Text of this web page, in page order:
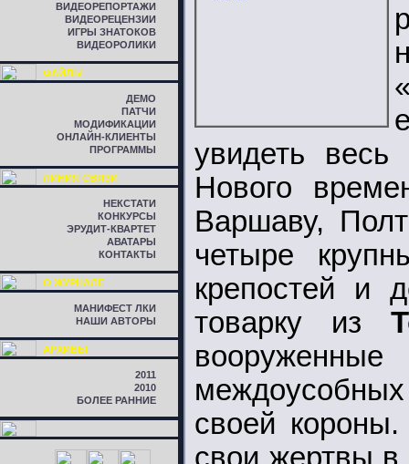
ВИДЕОРЕПОРТАЖИ
ВИДЕОРЕЦЕНЗИИ
ИГРЫ ЗНАТОКОВ
ВИДЕОРОЛИКИ
ФАЙЛЫ
ДЕМО
ПАТЧИ
МОДИФИКАЦИИ
ОНЛАЙН-КЛИЕНТЫ
ПРОГРАММЫ
ЛИНИЯ СВЯЗИ
НЕКСТАТИ
КОНКУРСЫ
ЭРУДИТ-КВАРТЕТ
АВАТАРЫ
КОНТАКТЫ
О ЖУРНАЛЕ
МАНИФЕСТ ЛКИ
НАШИ АВТОРЫ
АРХИВЫ
2011
2010
БОЛЕЕ РАННИЕ
увидеть
Нового
Варшаву,
четыре
крепостей и
товарку из
вооруженные
междоусобных
своей